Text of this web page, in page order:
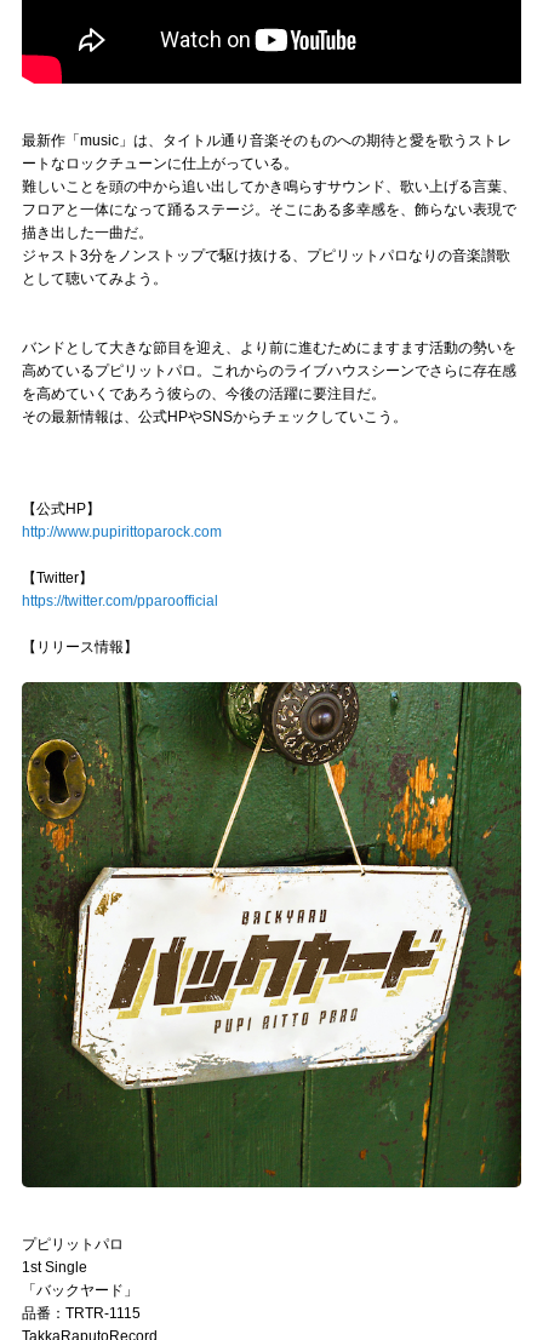
最新作「music」は、タイトル通り音楽そのものへの期待と愛を歌うストレ
ートなロックチューンに仕上がっている。
難しいことを頭の中から追い出してかき鳴らすサウンド、歌い上げる言葉、
フロアと一体になって踊るステージ。そこにある多幸感を、飾らない表現で
描き出した一曲だ。
ジャスト3分をノンストップで駆け抜ける、プピリットパロなりの音楽讃歌
として聴いてみよう。
バンドとして大きな節目を迎え、より前に進むためにますます活動の勢いを
高めているプピリットパロ。これからのライブハウスシーンでさらに存在感
を高めていくであろう彼らの、今後の活躍に要注目だ。
その最新情報は、公式HPやSNSからチェックしていこう。
【公式HP】
http://www.pupirittoparock.com
【Twitter】
https://twitter.com/pparoofficial
【リリース情報】
プピリットパロ
1st Single
「バックヤード」
品番：TRTR-1115
TakkaRaputoRecord